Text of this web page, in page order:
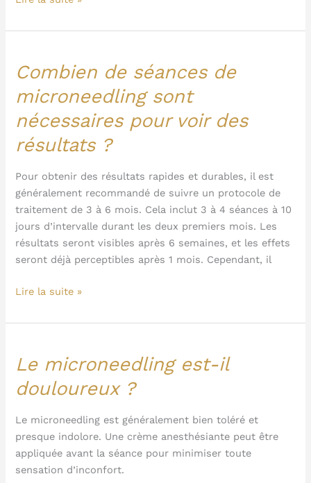
Combien de séances de
microneedling sont
nécessaires pour voir des
résultats ?
Pour obtenir des résultats rapides et durables, il est
généralement recommandé de suivre un protocole de
traitement de 3 à 6 mois. Cela inclut 3 à 4 séances à 10
jours d’intervalle durant les deux premiers mois. Les
résultats seront visibles après 6 semaines, et les effets
seront déjà perceptibles après 1 mois. Cependant, il
Combien
séances
de
microneedling
sont
voir
résultats
Lire la suite »
Le microneedling est-il
douloureux ?
Le microneedling est généralement bien toléré et
presque indolore. Une crème anesthésiante peut être
appliquée avant la séance pour minimiser toute
sensation d’inconfort.
Le
est-
douloureux
?